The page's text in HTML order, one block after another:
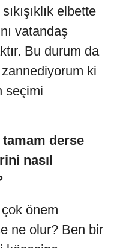
elbette
vatandaş
Bu durum da
ki
seçimi
tamam derse
nasıl
çok önem
ne olur? Ben bir